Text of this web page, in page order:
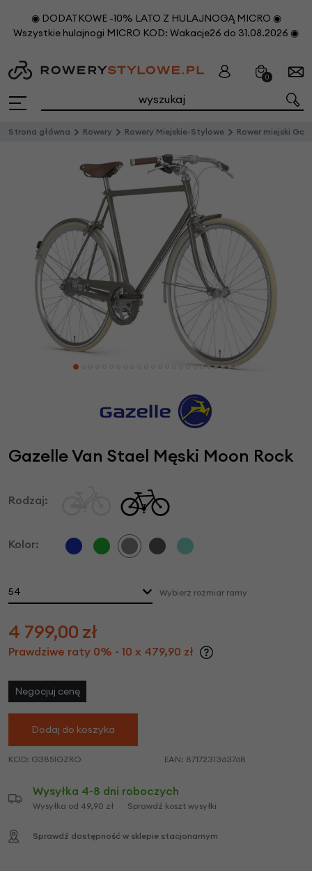
◉ DODATKOWE -10% LATO Z HULAJNOGĄ MICRO ◉
Wszystkie hulajnogi MICRO KOD: Wakacje26 do 31.08.2026 ◉
0
Strona główna Rowery Rowery Miejskie-Stylowe Rower miejski Gazelle Van Stael Męski
Gazelle Van Stael Męski Moon Rock
Rodzaj:
Kolor:
54 Wybierz rozmiar ramy
4 799,00 zł
Prawdziwe raty 0% - 10 x 479,90 zł
Negocjuj cenę
Dodaj do koszyka
KOD: G3851GZRO EAN: 8717231363768
Wysyłka 4-8 dni roboczych
Wysyłka od 49,90 zł Sprawdź koszt wysyłki
Sprawdź dostępność w sklepie stacjonarnym